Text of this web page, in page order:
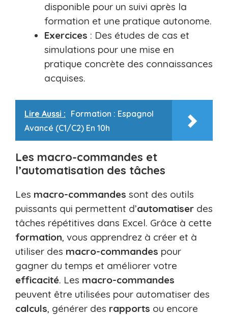
disponible pour un suivi après la
formation et une pratique autonome.
Exercices : Des études de cas et
simulations pour une mise en
pratique concrète des connaissances
acquises.
Lire Aussi : Formation : Espagnol
Avancé (C1/C2) En 10h
Les macro-commandes et
l’automatisation des tâches
Les macro-commandes sont des outils
puissants qui permettent d’automatiser des
tâches répétitives dans Excel. Grâce à cette
formation, vous apprendrez à créer et à
utiliser des macro-commandes pour
gagner du temps et améliorer votre
efficacité. Les macro-commandes
peuvent être utilisées pour automatiser des
calculs, générer des rapports ou encore